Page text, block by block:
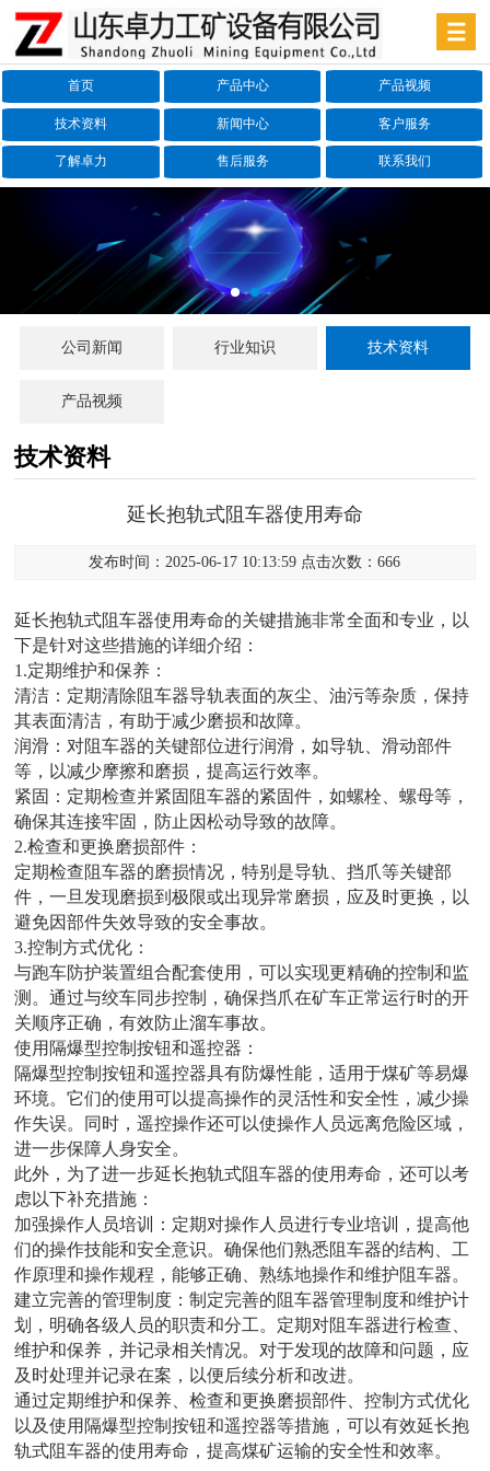
首页 产品中心 产品视频
技术资料 新闻中心 客户服务
了解卓力 售后服务 联系我们
公司新闻 行业知识 技术资料
产品视频
技术资料
延长抱轨式阻车器使用寿命
发布时间：2025-06-17 10:13:59 点击次数：666
延长抱轨式阻车器使用寿命的关键措施非常全面和专业，以
下是针对这些措施的详细介绍：
1.定期维护和保养：
清洁：定期清除阻车器导轨表面的灰尘、油污等杂质，保持
其表面清洁，有助于减少磨损和故障。
润滑：对阻车器的关键部位进行润滑，如导轨、滑动部件
等，以减少摩擦和磨损，提高运行效率。
紧固：定期检查并紧固阻车器的紧固件，如螺栓、螺母等，
确保其连接牢固，防止因松动导致的故障。
2.检查和更换磨损部件：
定期检查阻车器的磨损情况，特别是导轨、挡爪等关键部
件，一旦发现磨损到极限或出现异常磨损，应及时更换，以
避免因部件失效导致的安全事故。
3.控制方式优化：
与跑车防护装置组合配套使用，可以实现更精确的控制和监
测。通过与绞车同步控制，确保挡爪在矿车正常运行时的开
关顺序正确，有效防止溜车事故。
使用隔爆型控制按钮和遥控器：
隔爆型控制按钮和遥控器具有防爆性能，适用于煤矿等易爆
环境。它们的使用可以提高操作的灵活性和安全性，减少操
作失误。同时，遥控操作还可以使操作人员远离危险区域，
进一步保障人身安全。
此外，为了进一步延长抱轨式阻车器的使用寿命，还可以考
虑以下补充措施：
加强操作人员培训：定期对操作人员进行专业培训，提高他
们的操作技能和安全意识。确保他们熟悉阻车器的结构、工
作原理和操作规程，能够正确、熟练地操作和维护阻车器。
建立完善的管理制度：制定完善的阻车器管理制度和维护计
划，明确各级人员的职责和分工。定期对阻车器进行检查、
维护和保养，并记录相关情况。对于发现的故障和问题，应
及时处理并记录在案，以便后续分析和改进。
通过定期维护和保养、检查和更换磨损部件、控制方式优化
以及使用隔爆型控制按钮和遥控器等措施，可以有效延长抱
轨式阻车器的使用寿命，提高煤矿运输的安全性和效率。